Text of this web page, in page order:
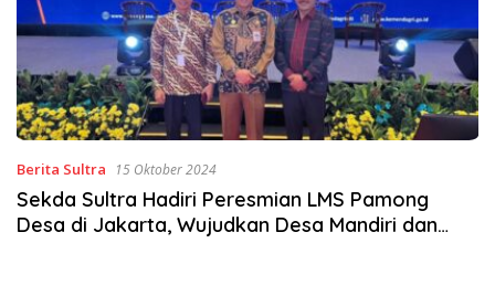
Berita Sultra 15 Oktober 2024
Sekda Sultra Hadiri Peresmian LMS Pamong
Desa di Jakarta, Wujudkan Desa Mandiri dan